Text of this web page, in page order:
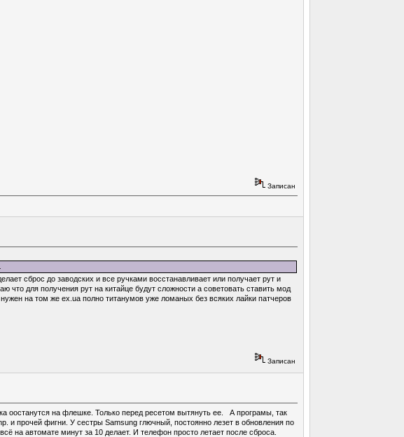
Записан
сброс до заводских и все ручками восстанавливает или получает рут и
что для получения рут на китайце будут сложности а советовать ставить мод
на том же ex.ua полно титанумов уже ломаных без всяких лайки патчеров
Записан
оостанутся на флешке. Только перед ресетом вытянуть ее. А програмы, так
и прочей фигни. У сестры Samsung глючный, постоянно лезет в обновления по
на автомате минут за 10 делает. И телефон просто летает после сброса.